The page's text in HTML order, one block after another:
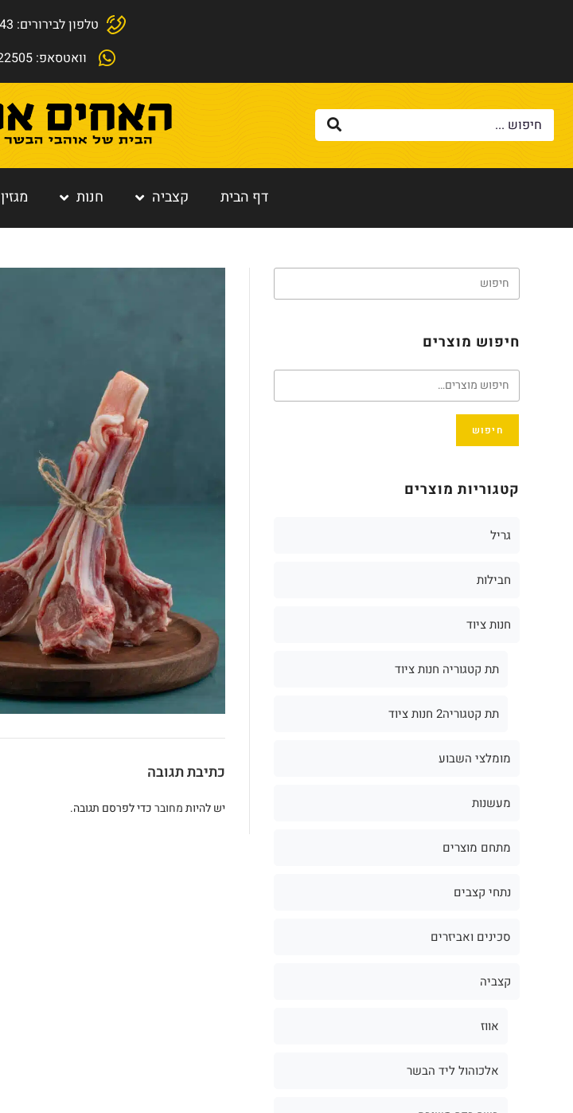
טלפון לבירורים: 03-6878643
וואטסאפ: 050-5222505
דף הבית קצביה חנות מגזין
כתיבת תגובה
יש להיותמחוברכדי לפרסם תגובה.
חיפוש מוצרים
חיפוש
קטגוריות מוצרים
גריל
חבילות
חנות ציוד
תת קטגוריה חנות ציוד
תת קטגוריה2 חנות ציוד
מומלצי השבוע
מעשנות
מתחם מוצרים
נתחי קצבים
סכינים ואביזרים
קצביה
אווז
אלכוהול ליד הבשר